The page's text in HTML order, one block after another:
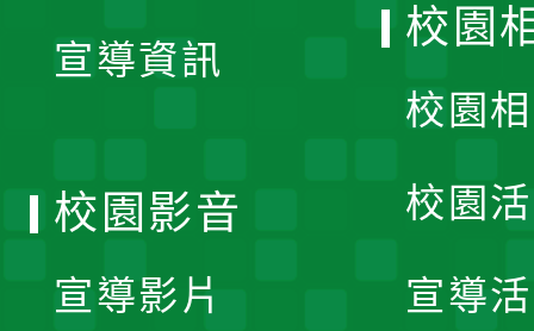
宣導資訊
校園
校園
校園
宣導
校園影音
宣導影片